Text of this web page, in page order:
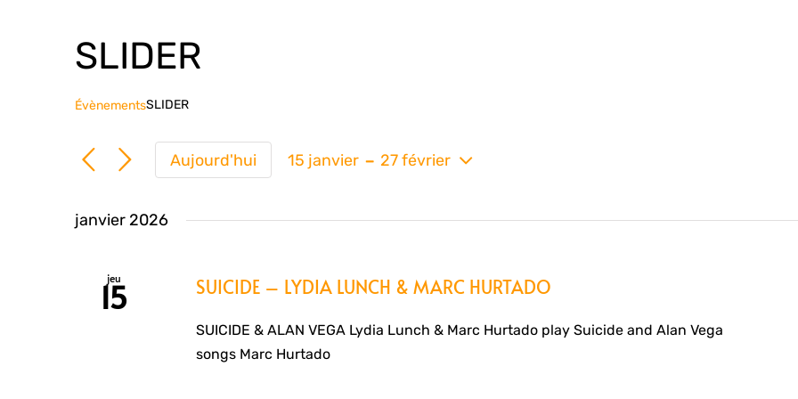
SLIDER
ÉvènementsSLIDER
Aujourd'hui 15 janvier - 27 février
janvier 2026
jeu
15 SUICIDE – LYDIA LUNCH & MARC HURTADO
SUICIDE & ALAN VEGA Lydia Lunch & Marc Hurtado play Suicide and Alan Vega
songs Marc Hurtado